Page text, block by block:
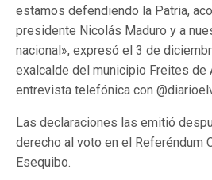
estamos defendiendo la Patria,
presidente Nicolás Maduro y a
nacional», expresó el 3 de
exalcalde del municipio Freites de
entrevista telefónica con
Las declaraciones las emitió
derecho al voto en el Referéndum
Esequibo.